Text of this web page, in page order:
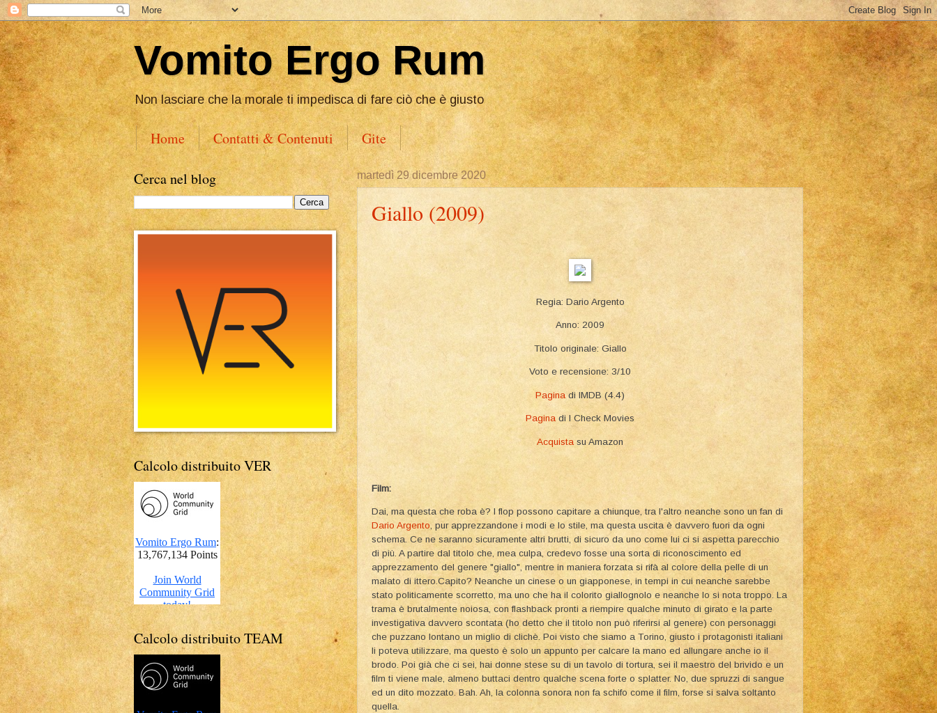
Vomito Ergo Rum
Non lasciare che la morale ti impedisca di fare ciò che è giusto
Home Contatti & Contenuti Gite
martedì 29 dicembre 2020
Giallo (2009)
Regia: Dario Argento
Anno: 2009
Titolo originale: Giallo
Voto e recensione: 3/10
Pagina di IMDB (4.4)
Pagina di I Check Movies
Acquista su Amazon
Film:
Dai, ma questa che roba è? I flop possono capitare a chiunque, tra l'altro neanche sono un fan di
Dario Argento, pur apprezzandone i modi e lo stile, ma questa uscita è davvero fuori da ogni
schema. Ce ne saranno sicuramente altri brutti, di sicuro da uno come lui ci si aspetta parecchio
di più. A partire dal titolo che, mea culpa, credevo fosse una sorta di riconoscimento ed
apprezzamento del genere "giallo", mentre in maniera forzata si rifà al colore della pelle di un
malato di ittero.Capito? Neanche un cinese o un giapponese, in tempi in cui neanche sarebbe
stato politicamente scorretto, ma uno che ha il colorito giallognolo e neanche lo si nota troppo. La
trama è brutalmente noiosa, con flashback pronti a riempire qualche minuto di girato e la parte
investigativa davvero scontata (ho detto che il titolo non può riferirsi al genere) con personaggi
che puzzano lontano un miglio di clichè. Poi visto che siamo a Torino, giusto i protagonisti italiani
li poteva utilizzare, ma questo è solo un appunto per calcare la mano ed allungare anche io il
brodo. Poi già che ci sei, hai donne stese su di un tavolo di tortura, sei il maestro del brivido e un
film ti viene male, almeno buttaci dentro qualche scena forte o splatter. No, due spruzzi di sangue
ed un dito mozzato. Bah. Ah, la colonna sonora non fa schifo come il film, forse si salva soltanto
quella.
Cerca nel blog
Calcolo distribuito VER
Calcolo distribuito TEAM